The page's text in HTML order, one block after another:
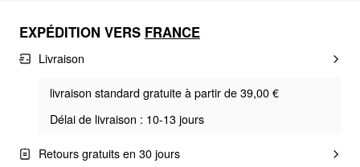
EXPÉDITION VERS FRANCE
Livraison
livraison standard gratuite à partir de 39,00 €
Délai de livraison : 10-13 jours
Retours gratuits en 30 jours